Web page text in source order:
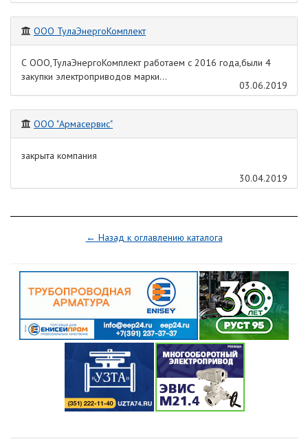
ООО ТулаЭнергоКомплект
С ООО,ТулаЭнергоКомплект работаем с 2016 года,были 4
закупки электроприводов марки...
03.06.2019
ООО "Армасервис"
закрыта компания
30.04.2019
← Назад к оглавлению каталога